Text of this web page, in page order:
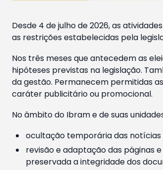
Desde 4 de julho de 2026, as
as restrições estabelecidas pela
Nos três meses que antecedem as
hipóteses previstas na legislação.
da gestão. Permanecem permitidas
caráter publicitário ou promocional.
No âmbito do Ibram e de suas
ocultação temporária das notícias
revisão e adaptação das páginas
preservada a integridade dos